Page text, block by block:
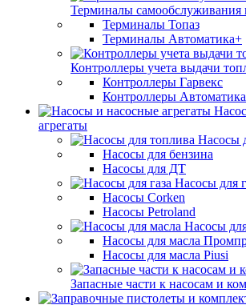
Терминалы самообслуживания
Терминалы Топаз
Терминалы Автоматика+
Контроллеры учета выдачи
Контроллеры Гарвекс
Контроллеры
агрегаты
Насосы
Насосы для бензина
Насосы для ДТ
Насосы для
Насосы Corken
Насосы Petroland
Насосы
Насосы для масла
Насосы для масла Piusi
Запасные части к насосам и